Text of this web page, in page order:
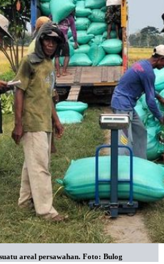
areal persawahan. Foto: Bulog